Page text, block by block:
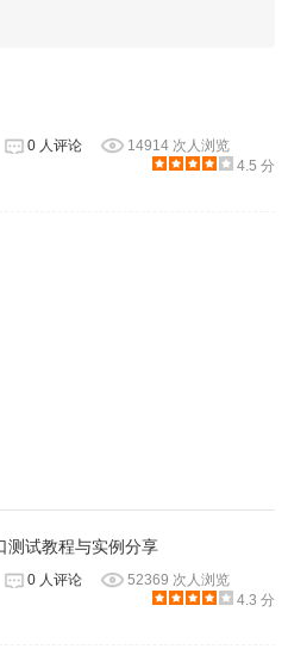
一些指标提示来提升你的网站
0 人评论
14914 次人浏览
4.5 分
测试教程与实例分享
0 人评论
52369 次人浏览
4.3 分